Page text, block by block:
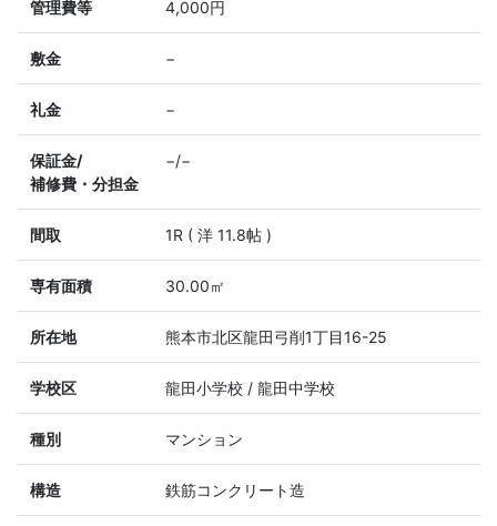
管理費等 4,000円
敷金 −
礼金 −
保証金/
補修費・分担金
−/−
間取 1R ( 洋 11.8帖 )
専有面積 30.00㎡
所在地 熊本市北区龍田弓削1丁目16-25
学校区 龍田小学校 / 龍田中学校
種別 マンション
構造 鉄筋コンクリート造